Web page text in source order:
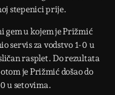
stepenici prije.
gem u kojem je Prižmić
servis za vodstvo 1-0 u
rasplet. Do rezultata
je Prižmić došao do
u setovima.